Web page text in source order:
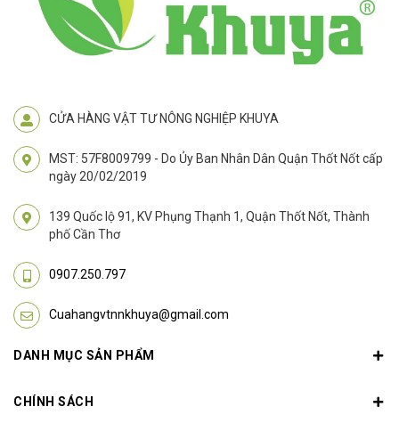
CỬA HÀNG VẬT TƯ NÔNG NGHIỆP KHUYA
MST: 57F8009799 - Do Ủy Ban Nhân Dân Quận Thốt Nốt cấp
ngày 20/02/2019
139 Quốc lộ 91, KV Phụng Thạnh 1, Quận Thốt Nốt, Thành
phố Cần Thơ
0907.250.797
Cuahangvtnnkhuya@gmail.com
DANH MỤC SẢN PHẨM
CHÍNH SÁCH